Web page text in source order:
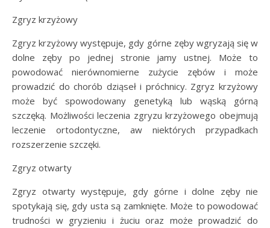
Zgryz krzyżowy
Zgryz krzyżowy występuje, gdy górne zęby wgryzają się w
dolne zęby po jednej stronie jamy ustnej. Może to
powodować nierównomierne zużycie zębów i może
prowadzić do chorób dziąseł i próchnicy. Zgryz krzyżowy
może być spowodowany genetyką lub wąską górną
szczęką. Możliwości leczenia zgryzu krzyżowego obejmują
leczenie ortodontyczne, aw niektórych przypadkach
rozszerzenie szczęki.
Zgryz otwarty
Zgryz otwarty występuje, gdy górne i dolne zęby nie
spotykają się, gdy usta są zamknięte. Może to powodować
trudności w gryzieniu i żuciu oraz może prowadzić do